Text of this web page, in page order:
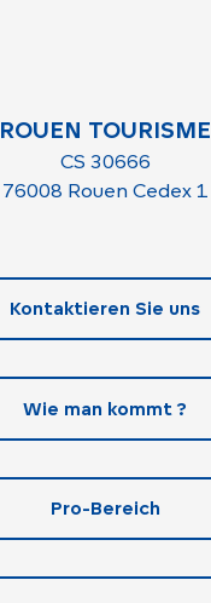
ROUEN TOURISME
CS 30666
76008 Rouen Cedex 1
Kontaktieren Sie uns
Wie man kommt ?
Pro-Bereich